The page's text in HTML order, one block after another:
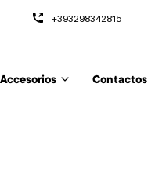
+393298342815
Accesorios Contactos